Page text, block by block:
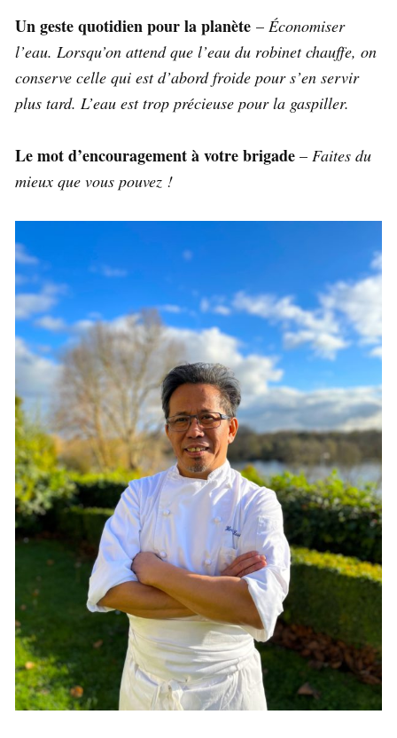
Un geste quotidien pour la planète – Économiser
l’eau. Lorsqu’on attend que l’eau du robinet chauffe, on
conserve celle qui est d’abord froide pour s’en servir
plus tard. L’eau est trop précieuse pour la gaspiller.
Le mot d’encouragement à votre brigade – Faites du
mieux que vous pouvez !